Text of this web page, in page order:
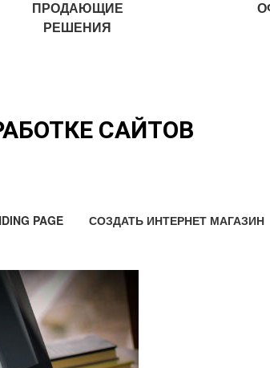
ПРОДАЮЩИЕ
РЕШЕНИЯ
САЙТОВ
PAGE СОЗДАТЬ ИНТЕРНЕТ МАГАЗИН